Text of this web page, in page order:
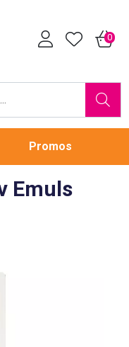
0
Promos
Emuls